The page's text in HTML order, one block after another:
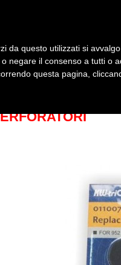
Manuali Video
da questo utilizzati si
negare il consenso a tutti o
questa pagina,